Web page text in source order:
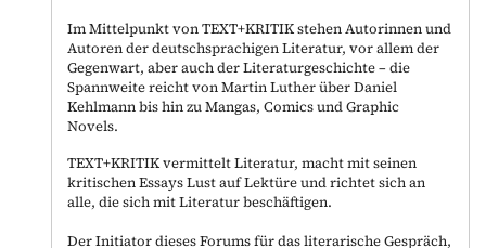
Im Mittelpunkt von TEXT+KRITIK stehen Autorinnen und
Autoren der deutschsprachigen Literatur, vor allem der
Gegenwart, aber auch der Literaturgeschichte – die
Spannweite reicht von Martin Luther über Daniel
Kehlmann bis hin zu Mangas, Comics und Graphic
Novels.
TEXT+KRITIK vermittelt Literatur, macht mit seinen
kritischen Essays Lust auf Lektüre und richtet sich an
alle, die sich mit Literatur beschäftigen.
Der Initiator dieses Forums für das literarische Gespräch,